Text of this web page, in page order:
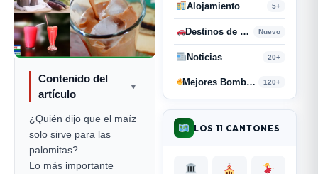
Contenido del
artículo
▼
¿Quién dijo que el maíz
solo sirve para las
palomitas?
Lo más importante
Alojamiento 5+
Destinos de Paso Nuevo
Noticias 20+
Mejores Bombas y Retahílas 120+
LOS 11 CANTONES